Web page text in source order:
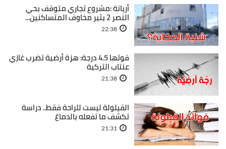
أريانة :مشروع تجاري متوقف بحي
النصر 2 يثير مخاوف المتساكنين...
22:38
قوتها 4.5 درجة: هزة أرضية تضرب غازي
عنتاب التركية
21:38
القيلولة ليست للراحة فقط.. دراسة
تكشف ما تفعله بالدماغ
21:31